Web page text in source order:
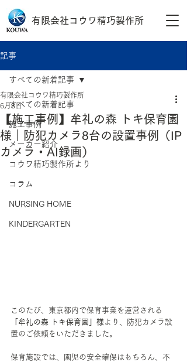
有限会社コウワ精巧製作所
記事
すべての新着記事
施工事例
メーカー紹介
コウワ精巧製作所より
コラム
NURSING HOME
KINDERGARTEN
すべての新着記事
【施工事例】牟礼の森 トキ保育園
様｜防犯カメラ8台の設置事例（IP
カメラ・AI録画）
有限会社コウワ精巧製作所
6月8日
このたび、東京都内で保育事業を運営される
「牟礼の森 トキ保育園」様 より、防犯カメラ設
置のご依頼をいただきました。
保育施設では、園児の安全確保はもちろん、不